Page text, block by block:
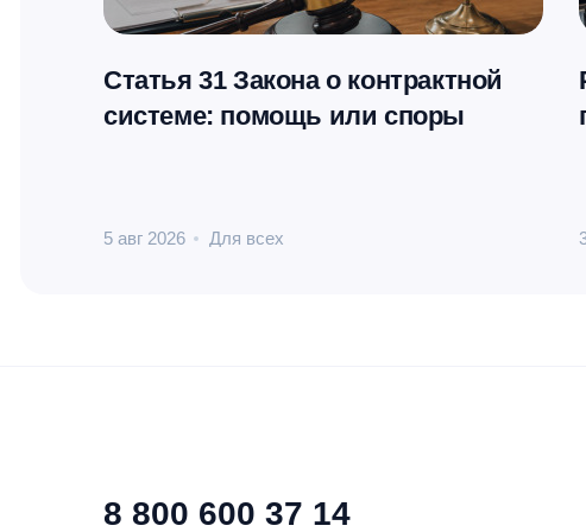
Статья 31 Закона о контрактной
системе: помощь или споры
5 авг 2026 Для всех
8 800 600 37 14